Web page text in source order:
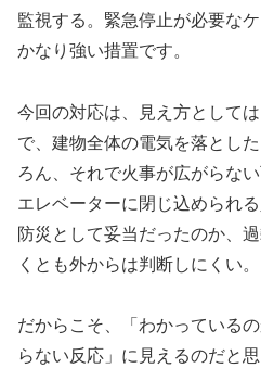
監視する。緊急停止が必要な
かなり強い措置です。
今回の対応は、見え方として
で、建物全体の電気を落とし
ろん、それで火事が広がらな
エレベーターに閉じ込められ
防災として妥当だったのか、
くとも外からは判断しにくい。
だからこそ、「わかっている
らない反応」に見えるのだと思